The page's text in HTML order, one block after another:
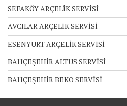
SEFAKÖY ARÇELİK SERVİSİ
AVCILAR ARÇELİK SERVİSİ
ESENYURT ARÇELİK SERVİSİ
BAHÇEŞEHİR ALTUS SERVİSİ
BAHÇEŞEHİR BEKO SERVİSİ